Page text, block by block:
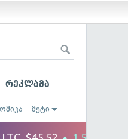
რეკლამა
მეტი